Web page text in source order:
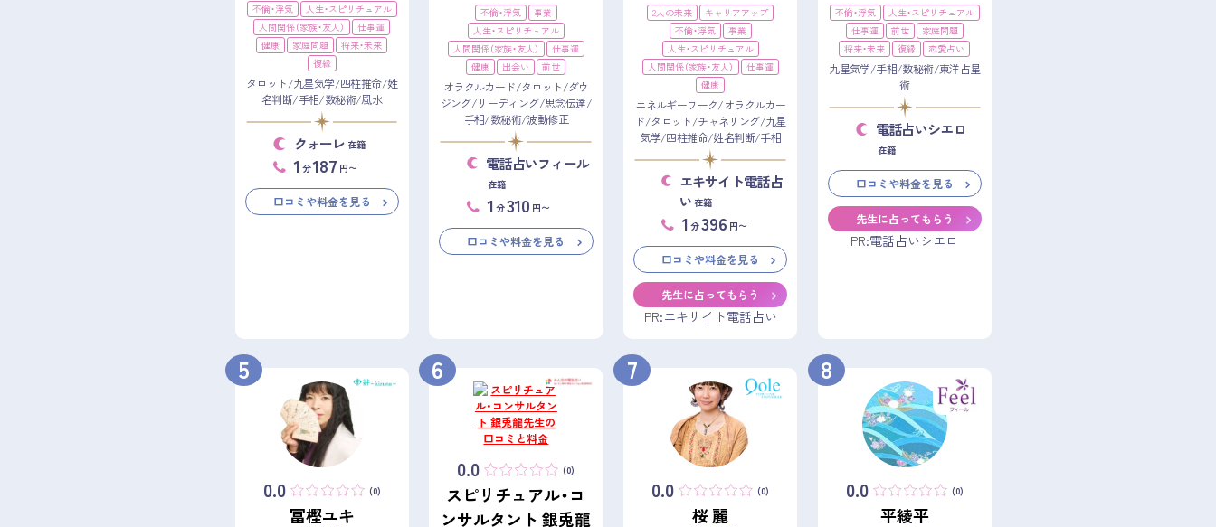
不倫・浮気
人生・スピリチュアル
人間関係（家族・友人）
仕事運
健康
家庭問題
将来・未来
復縁
タロット/九星気学/四柱推命/姓
名判断/手相/数秘術/風水
クォーレ 在籍
1 分187 円〜
口コミや料金を見る
不倫・浮気
事業
人生・スピリチュアル
人間関係（家族・友人）
仕事運
健康
出会い 前世
オラクルカード/タロット/ダウ
ジング/リーディング/思念伝達/
手相/数秘術/波動修正
電話占いフィール
在籍
1 分310 円〜
口コミや料金を見る
2人の未来
キャリアアップ
不倫・浮気
事業
人生・スピリチュアル
人間関係（家族・友人）
仕事運
健康
エネルギーワーク/オラクルカー
ド/タロット/チャネリング/九星
気学/四柱推命/姓名判断/手相
エキサイト電話占
い 在籍
1 分396 円〜
口コミや料金を見る
先生に占ってもらう
PR:エキサイト電話占い
不倫・浮気
人生・スピリチュアル
仕事運
前世
家庭問題
将来・未来
復縁 恋愛占い
九星気学/手相/数秘術/東洋占星
術
電話占いシエロ
在籍
口コミや料金を見る
先生に占ってもらう
PR:電話占いシエロ
5
0.0 (0)
冨樫ユキ
6
0.0 (0)
スピリチュアル・コ
ンサルタント 銀兎龍
7
0.0 (0)
桜 麗
8
0.0 (0)
平綾平